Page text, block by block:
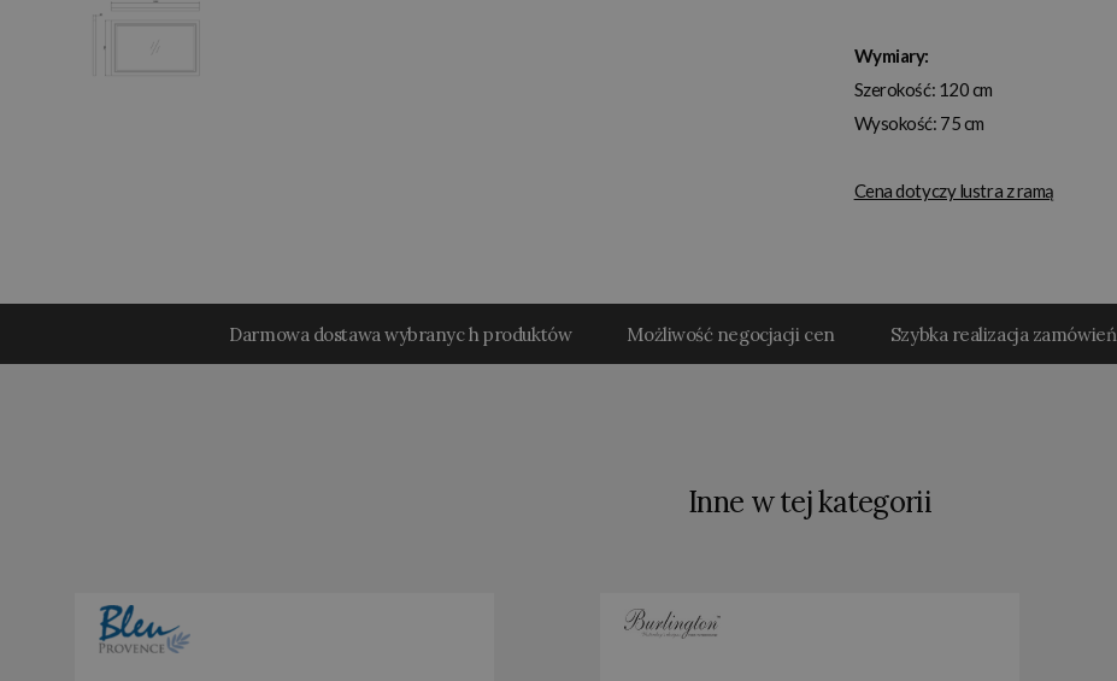
Wymiary:
Szerokość: 120 cm
Wysokość: 75 cm
Cena dotyczy lustra z ramą
Darmowa dostawa wybranyc h produktów Możliwość negocjacji cen Szybka realizacja zamówień
Inne w tej kategorii